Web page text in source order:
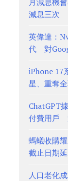
減息三次
英偉達：
代 對
iPhone 17
星、重奪
ChatGPT
付費用戶
螞蟻收購
截止日期
人口老化